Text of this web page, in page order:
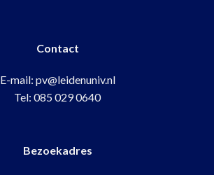
Contact
E-mail: pv@leidenuniv.nl
Tel: 085 029 0640
Bezoekadres